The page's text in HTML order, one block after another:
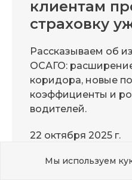
клиентам
страховку
Рассказываем об
ОСАГО:
коридора, новые
коэффициенты и
водителей.
22 октября 2025 г.
Мы используем